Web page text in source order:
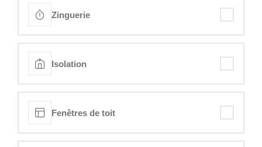
Zinguerie
Isolation
Fenêtres de toit